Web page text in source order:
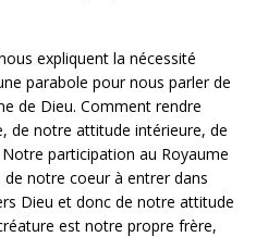
expliquent la nécessité
parabole pour nous parler de
de Dieu. Comment rendre
de notre attitude intérieure, de
participation au Royaume
de notre coeur à entrer dans
Dieu et donc de notre attitude
est notre propre frère,